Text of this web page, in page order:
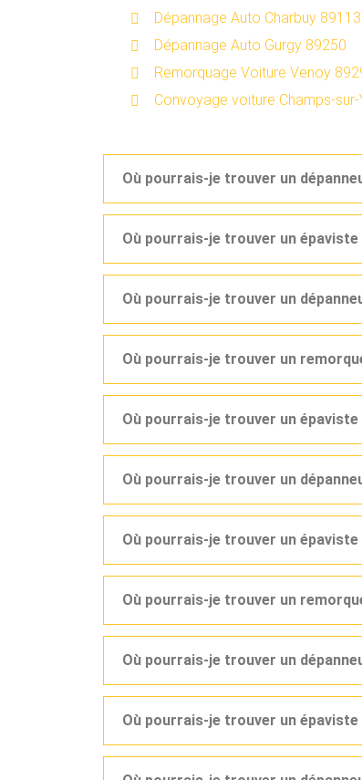
Dépannage Auto Charbuy 89113
Dépannage Auto Gurgy 89250
Remorquage Voiture Venoy
Convoyage voiture Champs-
Où pourrais-je trouver un
Où pourrais-je trouver un
Où pourrais-je trouver un
Où pourrais-je trouver un
Où pourrais-je trouver un
Où pourrais-je trouver un
Où pourrais-je trouver un
Où pourrais-je trouver un
Où pourrais-je trouver un
Où pourrais-je trouver un